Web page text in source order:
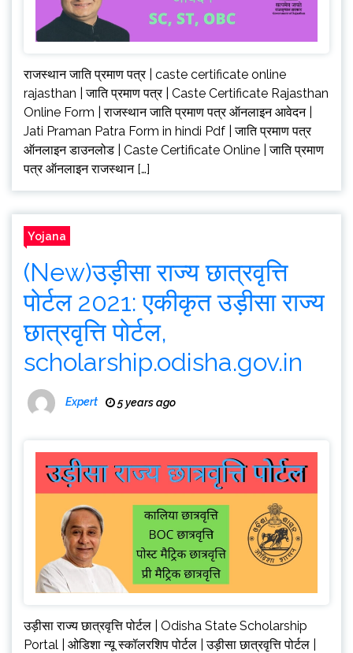
राजस्थान जाति प्रमाण पत्र | caste certificate online
rajasthan | जाति प्रमाण पत्र | Caste Certificate Rajasthan
Online Form | राजस्थान जाति प्रमाण पत्र ऑनलाइन आवेदन |
Jati Praman Patra Form in hindi Pdf | जाति प्रमाण पत्र
ऑनलाइन डाउनलोड | Caste Certificate Online | जाति प्रमाण
पत्र ऑनलाइन राजस्थान […]
Yojana
(New)उड़ीसा राज्य छात्रवृत्ति
पोर्टल 2021: एकीकृत उड़ीसा राज्य
छात्रवृत्ति पोर्टल,
scholarship.odisha.gov.in
Expert 5 years ago
उड़ीसा राज्य छात्रवृत्ति पोर्टल | Odisha State Scholarship
Portal | ओडिशा न्यू स्कॉलरशिप पोर्टल | उड़ीसा छात्रवृत्ति पोर्टल |